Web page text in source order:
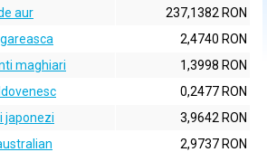
aur
237,1382 RON
2,4740 RON
maghiari
1,3998 RON
0,2477 RON
japonezi
3,9642 RON
2,9737 RON